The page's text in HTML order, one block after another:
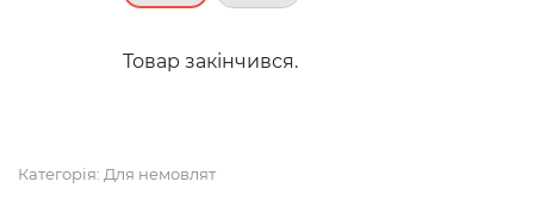
Товар закінчився.
Категорія: Для немовлят